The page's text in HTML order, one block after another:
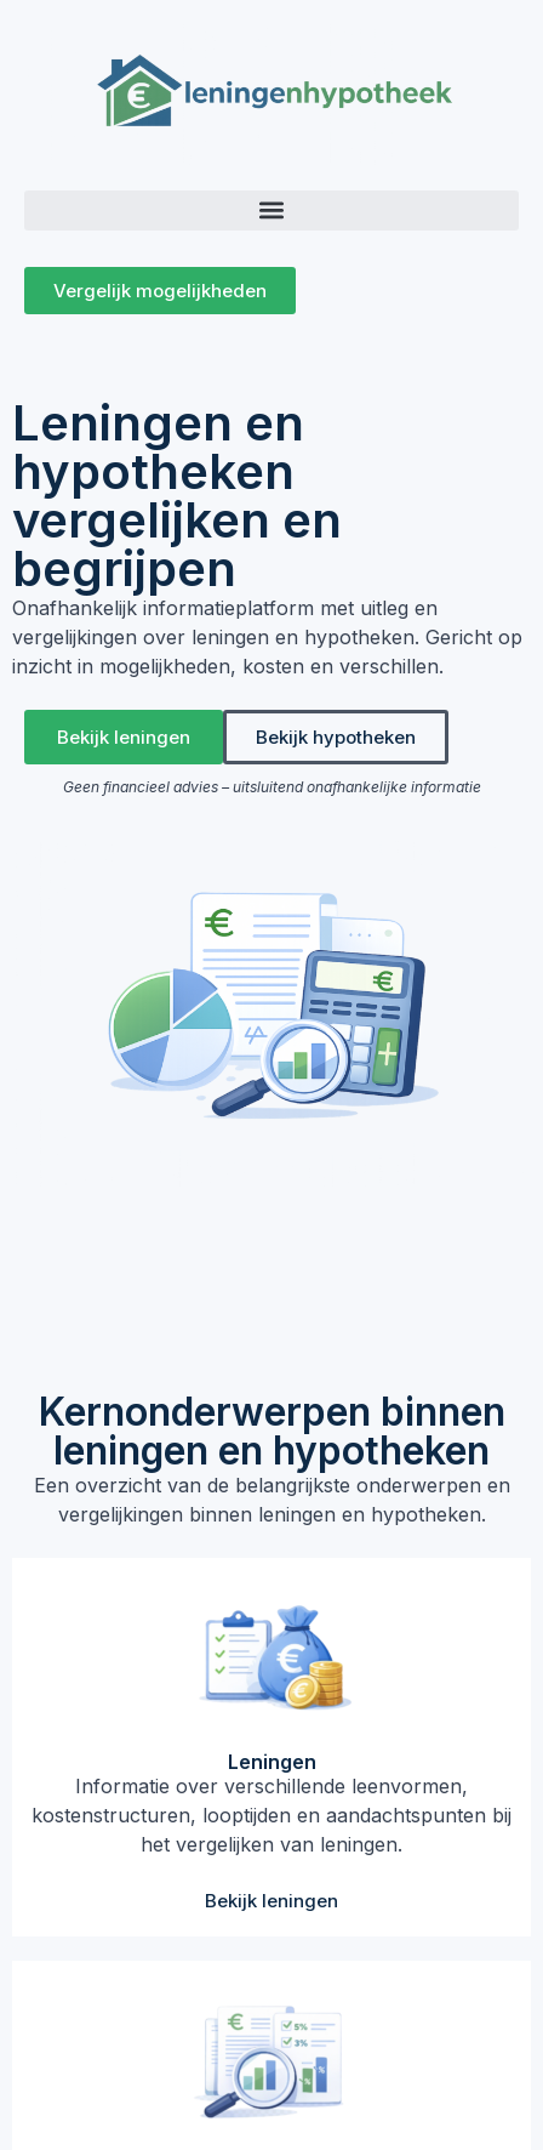
Vergelijk mogelijkheden
Leningen en
hypotheken
vergelijken en
begrijpen
Onafhankelijk informatieplatform met uitleg en
vergelijkingen over leningen en hypotheken. Gericht op
inzicht in mogelijkheden, kosten en verschillen.
Bekijk leningen Bekijk hypotheken
Geen financieel advies – uitsluitend onafhankelijke informatie
Kernonderwerpen binnen
leningen en hypotheken
Een overzicht van de belangrijkste onderwerpen en
vergelijkingen binnen leningen en hypotheken.
Leningen
Informatie over verschillende leenvormen,
kostenstructuren, looptijden en aandachtspunten bij
het vergelijken van leningen.
Bekijk leningen